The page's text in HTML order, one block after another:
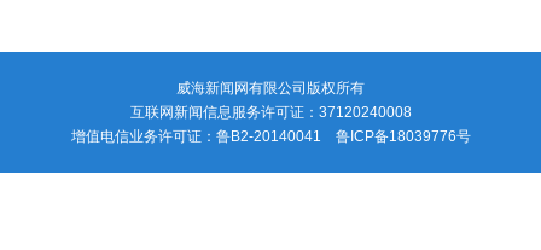
e
o
威海新闻网有限公司版权所有
互联网新闻信息服务许可证：37120240008
增值电信业务许可证：鲁B2-20140041 鲁ICP备18039776号